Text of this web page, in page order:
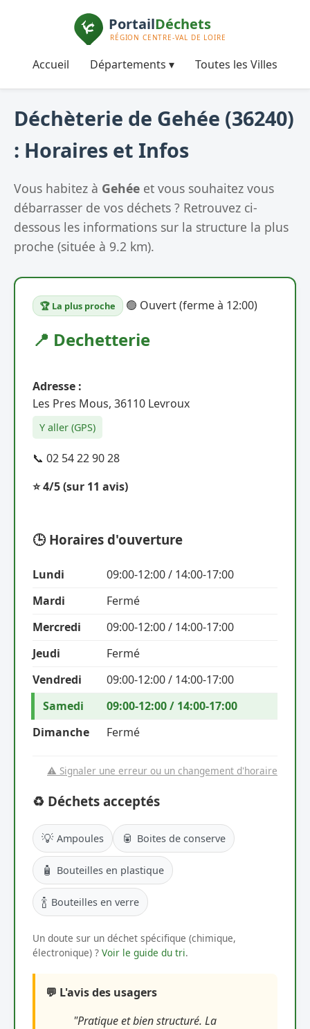
Accueil Départements ▾ Toutes les Villes
Déchèterie de Gehée (36240)
: Horaires et Infos
Vous habitez à Gehée et vous souhaitez vous
débarrasser de vos déchets ? Retrouvez ci-
dessous les informations sur la structure la plus
proche (située à 9.2 km).
🏆 La plus proche 🟢 Ouvert (ferme à 12:00)
📍 Dechetterie
Adresse :
Les Pres Mous, 36110 Levroux
Y aller (GPS)
📞 02 54 22 90 28
⭐ 4/5(sur 11 avis)
🕒 Horaires d'ouverture
Lundi
09:00-12:00 / 14:00-17:00
Mardi
Fermé
Mercredi
09:00-12:00 / 14:00-17:00
Jeudi
Fermé
Vendredi
09:00-12:00 / 14:00-17:00
Samedi
09:00-12:00 / 14:00-17:00
Dimanche
Fermé
⚠️ Signaler une erreur ou un changement d'horaire
♻️ Déchets acceptés
💡 Ampoules 🥫 Boites de conserve
🧴 Bouteilles en plastique
🍾 Bouteilles en verre
Un doute sur un déchet spécifique (chimique,
électronique) ? Voir le guide du tri.
💬 L'avis des usagers
"Pratique et bien structuré. La